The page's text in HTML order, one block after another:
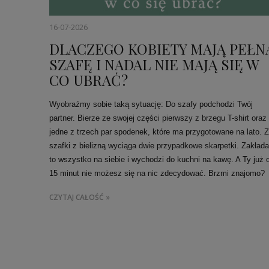
16-07-2026
DLACZEGO KOBIETY MAJĄ
SZAFĘ I NADAL NIE MAJĄ SIĘ W
CO UBRAĆ?
Wyobraźmy sobie taką sytuację: Do szafy podchodzi Twój
partner. Bierze ze swojej części pierwszy z brzegu T-shirt oraz
jedne z trzech par spodenek, które ma przygotowane na lato. Z
szafki z bielizną wyciąga dwie przypadkowe skarpetki. Zakłada
to wszystko na siebie i wychodzi do kuchni na kawę. A Ty już
15 minut nie możesz się na nic zdecydować. Brzmi znajomo?
CZYTAJ CAŁOŚĆ »